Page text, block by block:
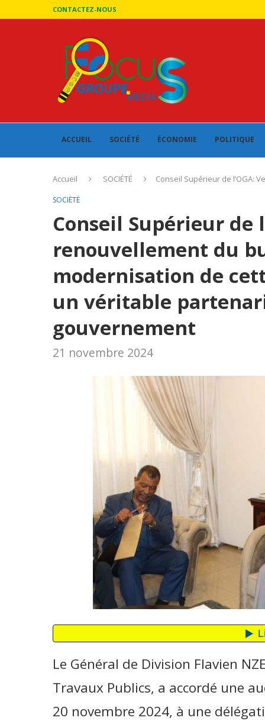
CONTACTEZ-NOUS
ACCUEIL SOCIÉTÉ ÉCONOMIE POLITIQUE
Accueil SOCIÉTÉ Conseil Supérieur de l’OGA:
SOCIÉTÉ
Conseil Supérieur de
renouvellement du
modernisation de
un véritable
gouvernement
21 novembre 2024
Le Général de Division Flavien
Travaux Publics, a accordé une
20 novembre 2024, à une